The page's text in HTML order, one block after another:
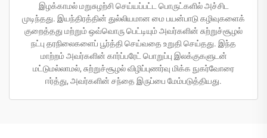
இழக்காமல் மறுசுழற்சி செய்யப்பட்ட பொருட்களில் அச்சிட
முடிந்தது. இயந்திரத்தின் துல்லியமான மை பயன்பாடு கழிவுகளைக்
குறைத்தது மற்றும் ஒவ்வொரு பெட்டியும் அவர்களின் சுற்றுச்சூழல்
நட்பு தரநிலைகளைப் பூர்த்தி செய்வதை உறுதி செய்தது. இந்த
மாற்றம் அவர்களின் கார்ப்பரேட் பொறுப்பு இலக்குகளுடன்
மட்டுமல்லாமல், சுற்றுச்சூழல் விழிப்புணர்வு மிக்க நுகர்வோரை
ஈர்த்து, அவர்களின் சந்தை இருப்பை மேம்படுத்தியது.